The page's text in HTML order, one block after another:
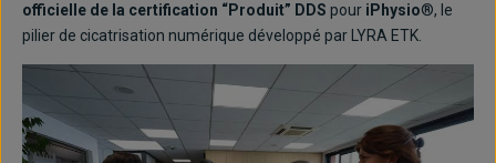
officielle de la certification “Produit” DDS pour iPhysio®, le
pilier de cicatrisation numérique développé par LYRA ETK.